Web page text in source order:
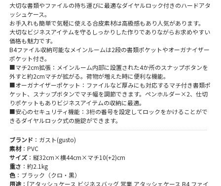
大切な書類やファイルの持ち運びに最適なダイヤルロック付きのハードアタ
ッシュケース。
お手入れも簡単で気軽に使える合皮素材は高級感もあり人気があります。
大切なビジネスアイテムを守るしっかりした作りでありながらお求めやすい
価格も魅力です。
B4ファイル収納可能なメインルームは2段の書類ポケットやオーガナイザー
ポケット付き。
■マチ2cm拡張：メインルーム内部に設置された4か所のスナップボタンを
外すと約2cmマチが拡がる。荷物が増えた時に便利な機能。
■オーガナイザーポケット：ファイルなど厚みにも対応するマチ付き書類ポ
ケット、スナップボタンでマチ幅を調節できます。ペンホルダー×2、仕切
りポケットもありビジネスアイテムの収納に最適。
■安心のセキュリティ機能：3桁の番号を設定してロックをかけることがで
きるダイヤルロック式の施錠ができます。
ブランド ：ガスト(gusto)
素材：PVC
サイズ：縦32cm×横44cm×マチ10(+2)cm
重さ ：約2.1kg
色：ブラック（クロ・黒）
用途：[アタッシュケース ビジネスバッグ 営業 アタッシェケース B4 ファイ